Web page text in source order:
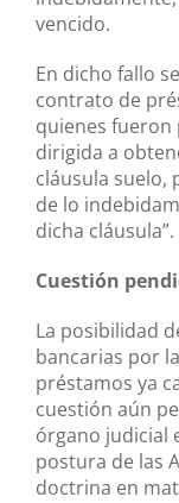
vencido.
En dicho fallo
contrato de
quienes fueron
dirigida a
cláusula suelo,
de lo
dicha cláusula”.
Cuestión
La posibilidad
bancarias por
préstamos ya
cuestión aún
órgano judicial
postura de las
doctrina en